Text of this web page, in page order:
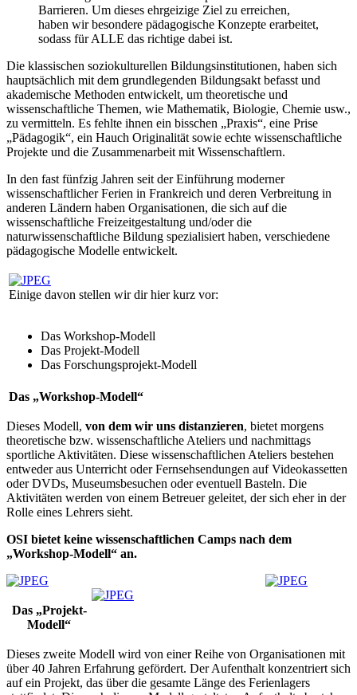
Barrieren. Um dieses ehrgeizige Ziel zu erreichen,
haben wir besondere pädagogische Konzepte erarbeitet,
sodass für ALLE das richtige dabei ist.
Die klassischen soziokulturellen Bildungsinstitutionen, haben sich
hauptsächlich mit dem grundlegenden Bildungsakt befasst und
akademische Methoden entwickelt, um theoretische und
wissenschaftliche Themen, wie Mathematik, Biologie, Chemie usw.,
zu vermitteln. Es fehlte ihnen ein bisschen „Praxis“, eine Prise
„Pädagogik“, ein Hauch Originalität sowie echte wissenschaftliche
Projekte und die Zusammenarbeit mit Wissenschaftlern.
In den fast fünfzig Jahren seit der Einführung moderner
wissenschaftlicher Ferien in Frankreich und deren Verbreitung in
anderen Ländern haben Organisationen, die sich auf die
wissenschaftliche Freizeitgestaltung und/oder die
naturwissenschaftliche Bildung spezialisiert haben, verschiedene
pädagogische Modelle entwickelt.
Einige davon stellen wir dir hier kurz vor:
Das Workshop-Modell
Das Projekt-Modell
Das Forschungsprojekt-Modell
Das „Workshop-Modell“
Dieses Modell, von dem wir uns distanzieren, bietet morgens
theoretische bzw. wissenschaftliche Ateliers und nachmittags
sportliche Aktivitäten. Diese wissenschaftlichen Ateliers bestehen
entweder aus Unterricht oder Fernsehsendungen auf Videokassetten
oder DVDs, Museumsbesuchen oder eventuell Basteln. Die
Aktivitäten werden von einem Betreuer geleitet, der sich eher in der
Rolle eines Lehrers sieht.
OSI bietet keine wissenschaftlichen Camps nach dem
„Workshop-Modell“ an.
Das „Projekt-
Modell“
Dieses zweite Modell wird von einer Reihe von Organisationen mit
über 40 Jahren Erfahrung gefördert. Der Aufenthalt konzentriert sich
auf ein Projekt, das über die gesamte Länge des Ferienlagers